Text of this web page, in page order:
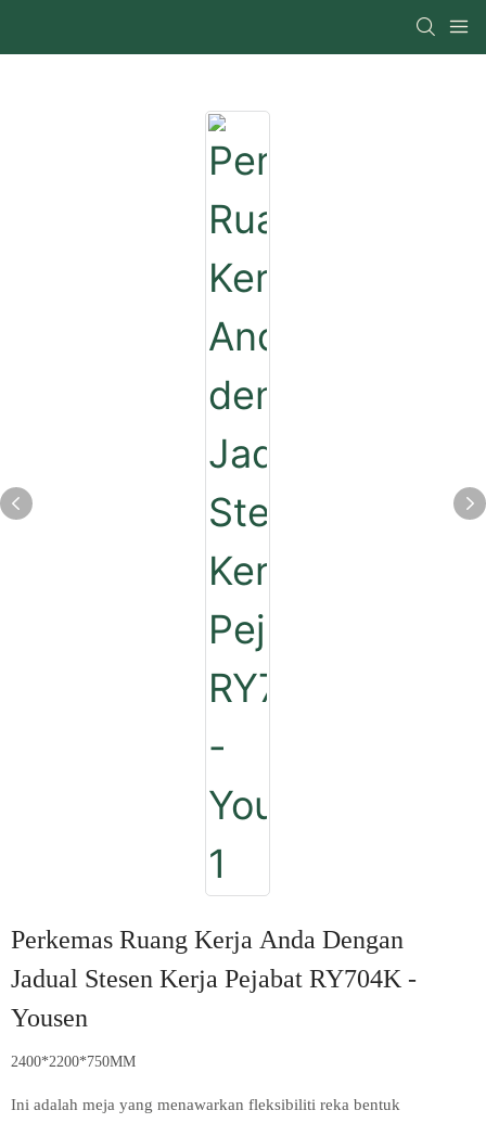
Perkemas Ruang Kerja Anda Dengan
Jadual Stesen Kerja Pejabat RY704K -
Yousen
2400*2200*750MM
Ini adalah meja yang menawarkan fleksibiliti reka bentuk